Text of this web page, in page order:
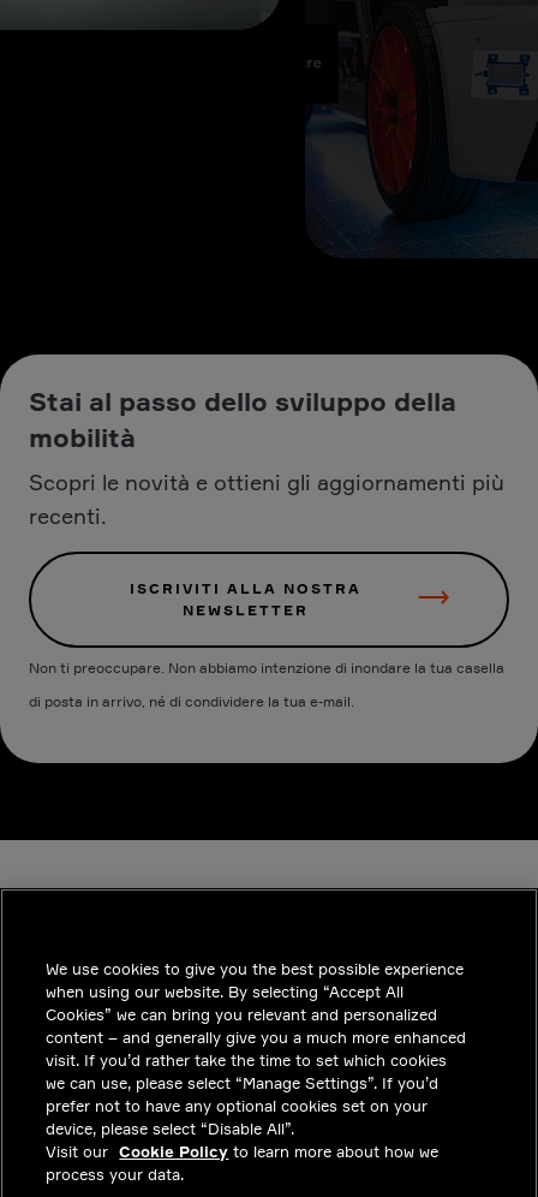
Stai al passo dello sviluppo della
mobilità
Scopri le novità e ottieni gli aggiornamenti più
recenti.
ISCRIVITI ALLA NOSTRA
NEWSLETTER
Non ti preoccupare. Non abbiamo intenzione di inondare la tua casella
di posta in arrivo, né di condividere la tua e-mail.
INDUSTRIES
APPROFONDIMENTI
SOLUZIONI
POSIZIONI LAVORATIVE
INVESTITORI
We use cookies to give you the best possible experience
when using our website. By selecting “Accept All
Cookies” we can bring you relevant and personalized
content – and generally give you a much more enhanced
visit. If you’d rather take the time to set which cookies
we can use, please select “Manage Settings”. If you’d
prefer not to have any optional cookies set on your
device, please select “Disable All”.
Visit our Cookie Policy to learn more about how we
process your data.